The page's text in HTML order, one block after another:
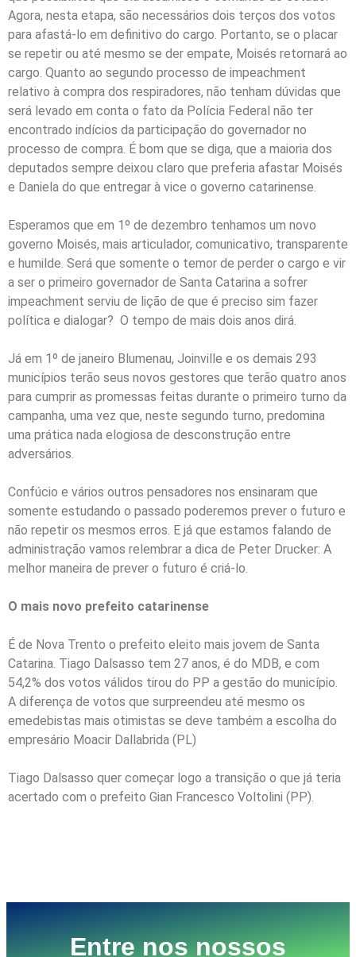
Agora, nesta etapa, são necessários dois terços dos votos
para afastá-lo em definitivo do cargo. Portanto, se o placar
se repetir ou até mesmo se der empate, Moisés retornará ao
cargo. Quanto ao segundo processo de impeachment
relativo à compra dos respiradores, não tenham dúvidas que
será levado em conta o fato da Polícia Federal não ter
encontrado indícios da participação do governador no
processo de compra. É bom que se diga, que a maioria dos
deputados sempre deixou claro que preferia afastar Moisés
e Daniela do que entregar à vice o governo catarinense.
Esperamos que em 1º de dezembro tenhamos um novo
governo Moisés, mais articulador, comunicativo, transparente
e humilde. Será que somente o temor de perder o cargo e vir
a ser o primeiro governador de Santa Catarina a sofrer
impeachment serviu de lição de que é preciso sim fazer
política e dialogar? O tempo de mais dois anos dirá.
Já em 1º de janeiro Blumenau, Joinville e os demais 293
municípios terão seus novos gestores que terão quatro anos
para cumprir as promessas feitas durante o primeiro turno da
campanha, uma vez que, neste segundo turno, predomina
uma prática nada elogiosa de desconstrução entre
adversários.
Confúcio e vários outros pensadores nos ensinaram que
somente estudando o passado poderemos prever o futuro e
não repetir os mesmos erros. E já que estamos falando de
administração vamos relembrar a dica de Peter Drucker: A
melhor maneira de prever o futuro é criá-lo.
O mais novo prefeito catarinense
É de Nova Trento o prefeito eleito mais jovem de Santa
Catarina. Tiago Dalsasso tem 27 anos, é do MDB, e com
54,2% dos votos válidos tirou do PP a gestão do município.
A diferença de votos que surpreendeu até mesmo os
emedebistas mais otimistas se deve também a escolha do
empresário Moacir Dallabrida (PL)
Tiago Dalsasso quer começar logo a transição o que já teria
acertado com o prefeito Gian Francesco Voltolini (PP).
Entre nos nossos